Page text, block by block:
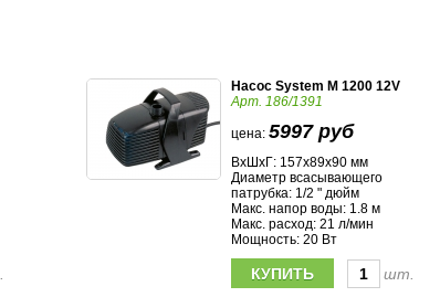
Насос System M 1200 12V
Арт. 186/1391
цена: 5997 руб
ВхШхГ: 157х89х90 мм
Диаметр всасывающего
патрубка: 1/2 " дюйм
Макс. напор воды: 1.8 м
Макс. расход: 21 л/мин
Мощность: 20 Вт
шт.